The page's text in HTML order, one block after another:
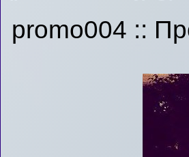
promo004 ::